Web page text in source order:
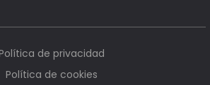
de privacidad
Política de cookies